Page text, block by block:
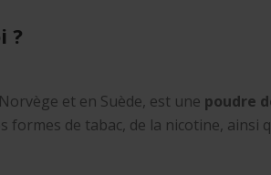
?
et en Suède, est une poudre
formes de tabac, de la nicotine,